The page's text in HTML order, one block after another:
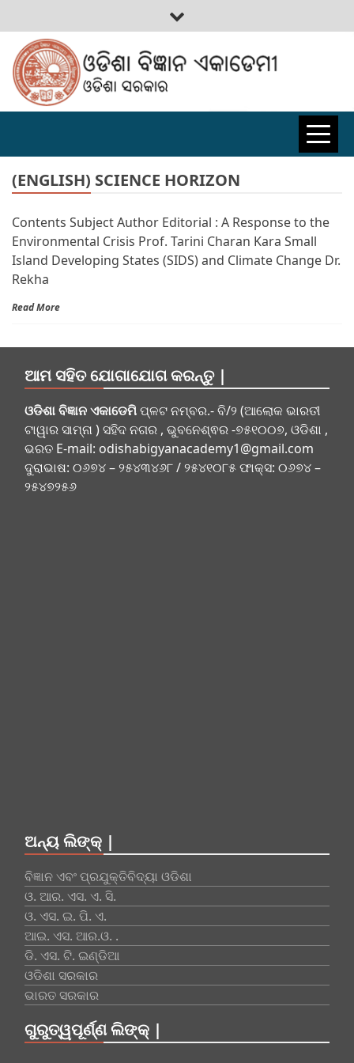
ODISHA
BIGYAN
ACADEMY
(ENGLISH) SCIENCE HORIZON
Contents Subject Author Editorial : A Response to the
Environmental Crisis Prof. Tarini Charan Kara Small
Island Developing States (SIDS) and Climate Change Dr.
Rekha
Read More
ଆମ ସହିତ ଯୋଗାଯୋଗ କରନ୍ତୁ |
ଓଡିଶା ବିଜ୍ଞାନ ଏକାଡେମିପ୍ଳଟ ନମ୍ବର.- ବି/୨ (ଆଲୋକ ଭାରତୀ
ଟାୱାର ସାମ୍ନା ) ସହିଦ ନଗର , ଭୁବନେଶ୍ଵର -୭୫୧୦୦୭, ଓଡିଶା ,
ଭରତ E-mail: odishabigyanacademy1@gmail.com
ଦୁରାଭାଷ: ୦୬୭୪ – ୨୫୪୩୪୬୮ / ୨୫୪୧୦୮୫ ଫାକ୍ସ: ୦୬୭୪ –
୨୫୪୭୨୫୬
ଅନ୍ୟ ଲିଙ୍କ୍ |
ବିଜ୍ଞାନ ଏବଂ ପ୍ରଯୁକ୍ତିବିଦ୍ୟା ଓଡିଶା
ଓ. ଆର. ଏସ. ଏ. ସି.
ଓ. ଏସ. ଇ. ପି. ଏ.
ଆଇ. ଏସ. ଆର.ଓ. .
ଡି. ଏସ. ଟି. ଇଣ୍ଡିଆ
ଓଡିଶା ସରକାର
ଭାରତ ସରକାର
ଗୁରୁତ୍ୱପୂର୍ଣ୍ଣ ଲିଙ୍କ୍ |